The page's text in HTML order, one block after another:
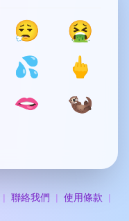
😮‍💨
🤮
💦
🖕
🫦
🦦
聯絡我們
使用條款